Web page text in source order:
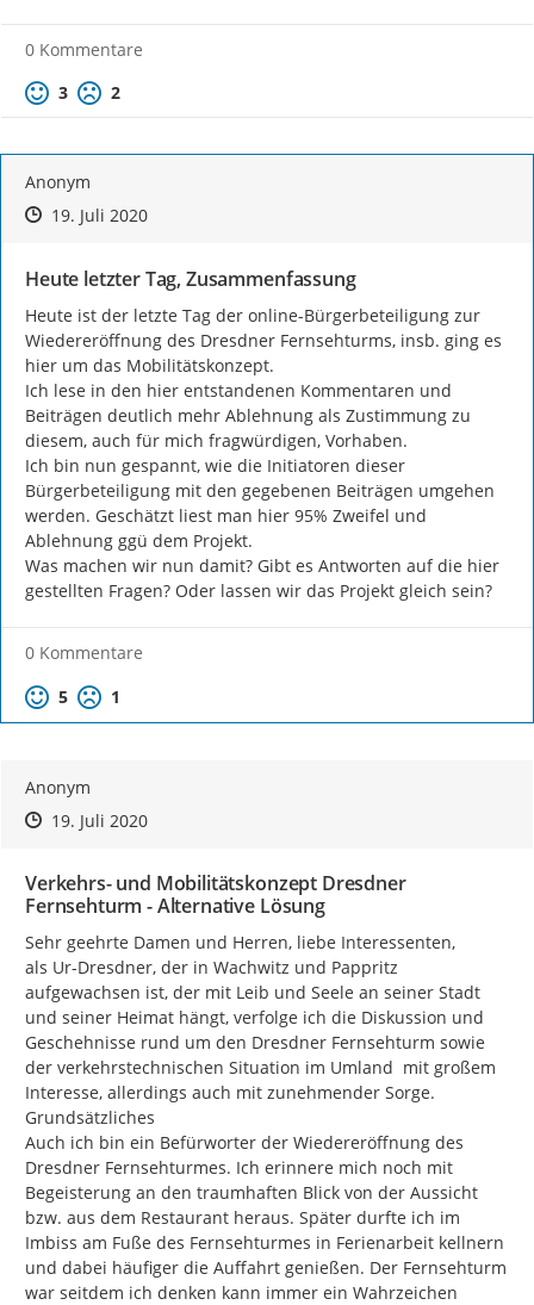
0 Kommentare
Positive Bewertung
3 Negative Bewertung
2
Anonym
Zeitpunkt des Erstellens
Zeitpunkt des Erstellens
19. Juli 2020Zur Äußerung
Heute letzter Tag, Zusammenfassung
Heute ist der letzte Tag der online-Bürgerbeteiligung zur
Wiedereröffnung des Dresdner Fernsehturms, insb. ging es
hier um das Mobilitätskonzept.
Ich lese in den hier entstandenen Kommentaren und
Beiträgen deutlich mehr Ablehnung als Zustimmung zu
diesem, auch für mich fragwürdigen, Vorhaben.
Ich bin nun gespannt, wie die Initiatoren dieser
Bürgerbeteiligung mit den gegebenen Beiträgen umgehen
werden. Geschätzt liest man hier 95% Zweifel und
Ablehnung ggü dem Projekt.
Was machen wir nun damit? Gibt es Antworten auf die hier
gestellten Fragen? Oder lassen wir das Projekt gleich sein?
0 Kommentare
Positive Bewertung
5 Negative Bewertung
1
Anonym
Zeitpunkt des Erstellens
Zeitpunkt des Erstellens
19. Juli 2020Zur Äußerung
Verkehrs- und Mobilitätskonzept Dresdner
Fernsehturm - Alternative Lösung
Sehr geehrte Damen und Herren, liebe Interessenten,
als Ur-Dresdner, der in Wachwitz und Pappritz
aufgewachsen ist, der mit Leib und Seele an seiner Stadt
und seiner Heimat hängt, verfolge ich die Diskussion und
Geschehnisse rund um den Dresdner Fernsehturm sowie
der verkehrstechnischen Situation im Umland  mit großem
Interesse, allerdings auch mit zunehmender Sorge.
Grundsätzliches
Auch ich bin ein Befürworter der Wiedereröffnung des
Dresdner Fernsehturmes. Ich erinnere mich noch mit
Begeisterung an den traumhaften Blick von der Aussicht
bzw. aus dem Restaurant heraus. Später durfte ich im
Imbiss am Fuße des Fernsehturmes in Ferienarbeit kellnern
und dabei häufiger die Auffahrt genießen. Der Fernsehturm
war seitdem ich denken kann immer ein Wahrzeichen